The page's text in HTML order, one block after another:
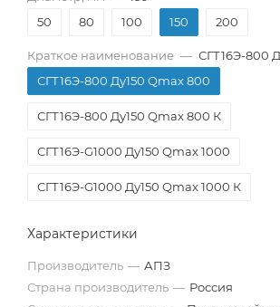
50
80 100 150 200
Краткое наименование — СГТ16Э-800
СГТ16Э-800 Ду150 Qmax 800
СГТ16Э-800 Ду150 Qmax 800 К
СГТ16Э-G1000 Ду150 Qmax 1000
СГТ16Э-G1000 Ду150 Qmax 1000 К
Характеристики
Производитель — АПЗ
Страна производитель — Россия